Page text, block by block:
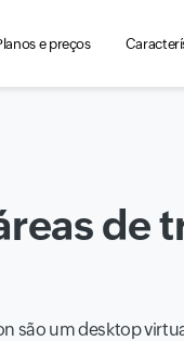
e preços
de
são um desktop